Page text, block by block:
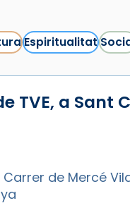
Espiritualitat
TVE, a Sant
de Mercé